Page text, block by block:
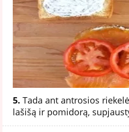
5. Tada ant antrosios
lašišą ir pomidorą,